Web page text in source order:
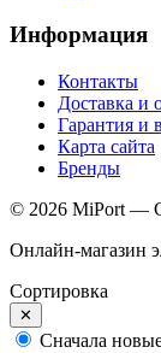
Информация
Контакты
Доставка и
Гарантия и
Карта сайта
Бренды
© 2026 MiPort —
Онлайн-магазин
Сортировка
✕
Сначала